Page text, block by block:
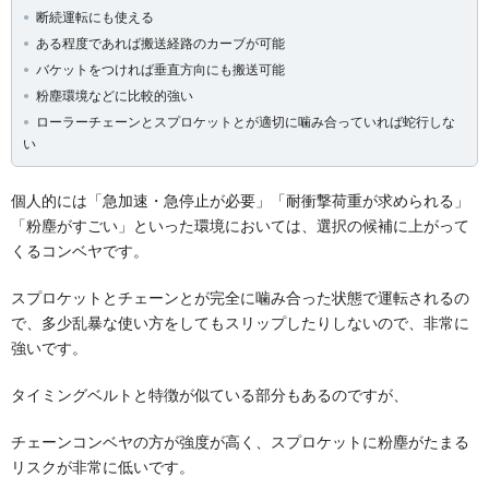
断続運転にも使える
ある程度であれば搬送経路のカーブが可能
バケットをつければ垂直方向にも搬送可能
粉塵環境などに比較的強い
ローラーチェーンとスプロケットとが適切に噛み合っていれば蛇行しな
い
個人的には「急加速・急停止が必要」「耐衝撃荷重が求められる」
「粉塵がすごい」といった環境においては、選択の候補に上がって
くるコンベヤです。
スプロケットとチェーンとが完全に噛み合った状態で運転されるの
で、多少乱暴な使い方をしてもスリップしたりしないので、非常に
強いです。
タイミングベルトと特徴が似ている部分もあるのですが、
チェーンコンベヤの方が強度が高く、スプロケットに粉塵がたまる
リスクが非常に低いです。